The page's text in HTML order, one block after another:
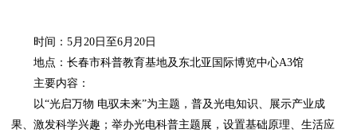
时间：5月20日至6月20日
地点：长春市科普教育基地及东北亚国际博览中心A3馆
主要内容：
以“光启万物 电驭未来”为主题，普及光电知识、展示产业成
果、激发科学兴趣；举办光电科普主题展，设置基础原理、生活应